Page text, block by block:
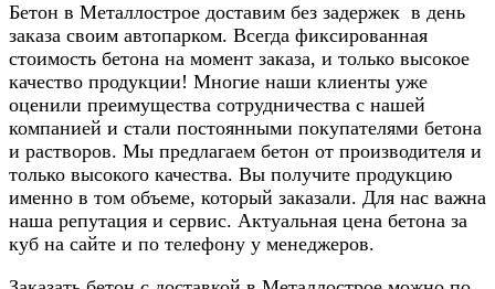
Бетон в Металлострое доставим без задержек в день
заказа своим автопарком. Всегда фиксированная
стоимость бетона на момент заказа, и только высокое
качество продукции! Многие наши клиенты уже
оценили преимущества сотрудничества с нашей
компанией и стали постоянными покупателями бетона
и растворов. Мы предлагаем бетон от производителя и
только высокого качества. Вы получите продукцию
именно в том объеме, который заказали. Для нас важна
наша репутация и сервис. Актуальная цена бетона за
куб на сайте и по телефону у менеджеров.